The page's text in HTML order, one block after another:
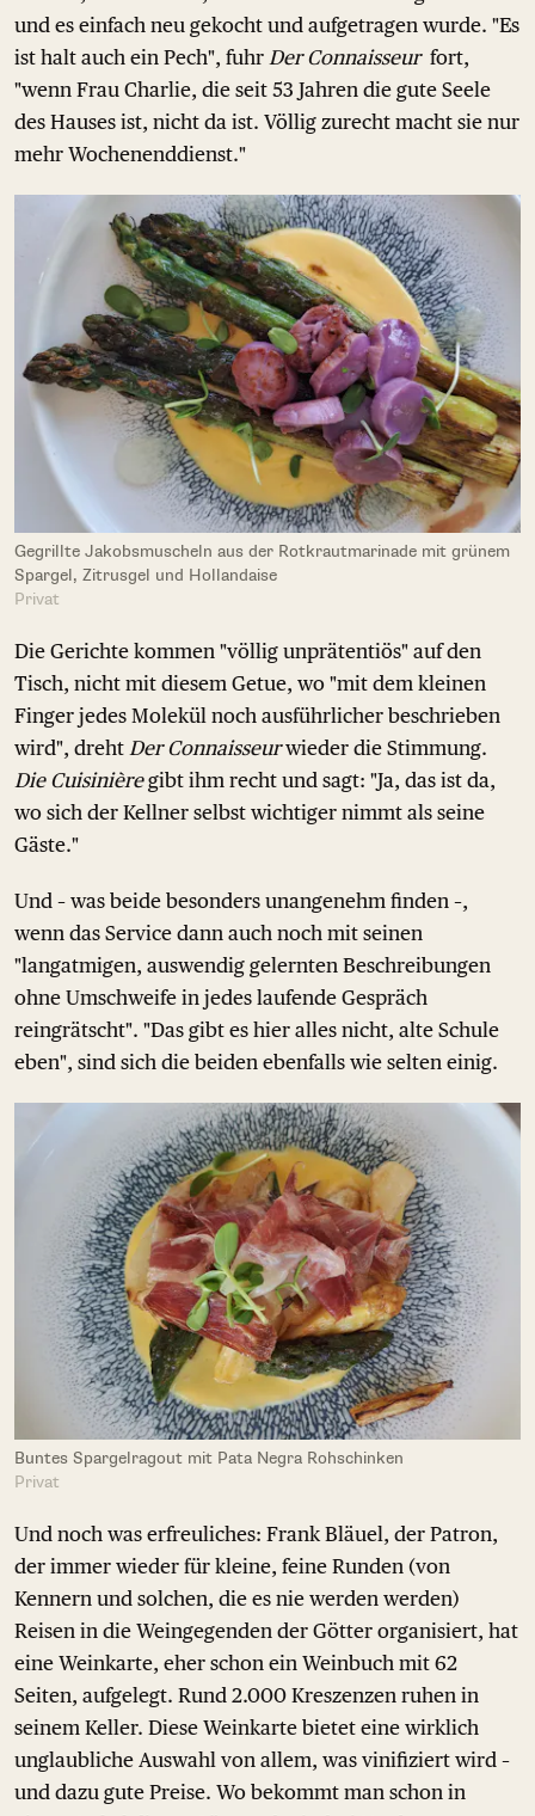
und es einfach neu gekocht und aufgetragen wurde. "Es
ist halt auch ein Pech", fuhr Der Connaisseur fort,
"wenn Frau Charlie, die seit 53 Jahren die gute Seele
des Hauses ist, nicht da ist. Völlig zurecht macht sie nur
mehr Wochenenddienst."
Gegrillte Jakobsmuscheln aus der Rotkrautmarinade mit grünem
Spargel, Zitrusgel und Hollandaise
Privat
Die Gerichte kommen "völlig unprätentiös" auf den
Tisch, nicht mit diesem Getue, wo "mit dem kleinen
Finger jedes Molekül noch ausführlicher beschrieben
wird", dreht Der Connaisseurwieder die Stimmung.
Die Cuisinièregibt ihm recht und sagt: "Ja, das ist da,
wo sich der Kellner selbst wichtiger nimmt als seine
Gäste."
Und – was beide besonders unangenehm finden –,
wenn das Service dann auch noch mit seinen
"langatmigen, auswendig gelernten Beschreibungen
ohne Umschweife in jedes laufende Gespräch
reingrätscht". "Das gibt es hier alles nicht, alte Schule
eben", sind sich die beiden ebenfalls wie selten einig.
Buntes Spargelragout mit Pata Negra Rohschinken
Privat
Und noch was erfreuliches: Frank Bläuel, der Patron,
der immer wieder für kleine, feine Runden (von
Kennern und solchen, die es nie werden werden)
Reisen in die Weingegenden der Götter organisiert, hat
eine Weinkarte, eher schon ein Weinbuch mit 62
Seiten, aufgelegt. Rund 2.000 Kreszenzen ruhen in
seinem Keller. Diese Weinkarte bietet eine wirklich
unglaubliche Auswahl von allem, was vinifiziert wird –
und dazu gute Preise. Wo bekommt man schon in